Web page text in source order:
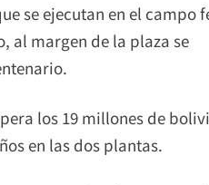
se ejecutan en el campo
al margen de la plaza se
los 19 millones de
en las dos plantas.